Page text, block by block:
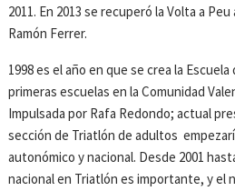
2011. En 2013 se recuperó la Volta a
Ramón Ferrer.
1998 es el año en que se crea la
primeras escuelas en la Comunidad
Impulsada por Rafa Redondo; actual
sección de Triatlón de adultos
autonómico y nacional. Desde 2001
nacional en Triatlón es importante, y el